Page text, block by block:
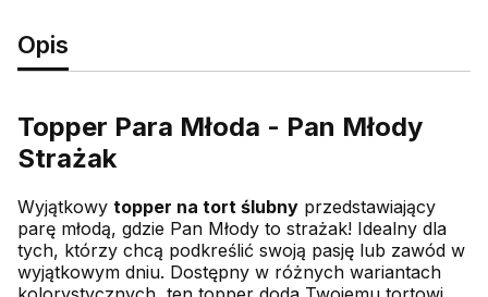
Opis
Topper Para Młoda - Pan Młody
Strażak
Wyjątkowy topper na tort ślubny przedstawiający
parę młodą, gdzie Pan Młody to strażak! Idealny dla
tych, którzy chcą podkreślić swoją pasję lub zawód w
wyjątkowym dniu. Dostępny w różnych wariantach